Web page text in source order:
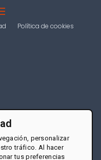
Política de cookies
personalizar
tráfico. Al hacer
tus preferencias